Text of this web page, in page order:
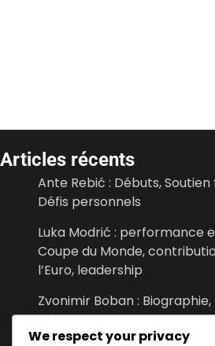
Articles récents
Ante Rebić : Débuts, Soutien
Défis personnels
Luka Modrić : performance
Coupe du Monde,
l’Euro, leadership
Zvonimir Boban : Biographie,
Développement des jeunes,
personnelle
We respect your privacy